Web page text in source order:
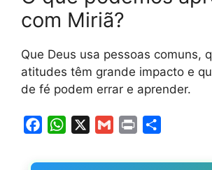
com Miriã?
Que Deus usa pessoas comuns,
atitudes têm grande impacto e
de fé podem errar e aprender.
c
W
a
a
i
a